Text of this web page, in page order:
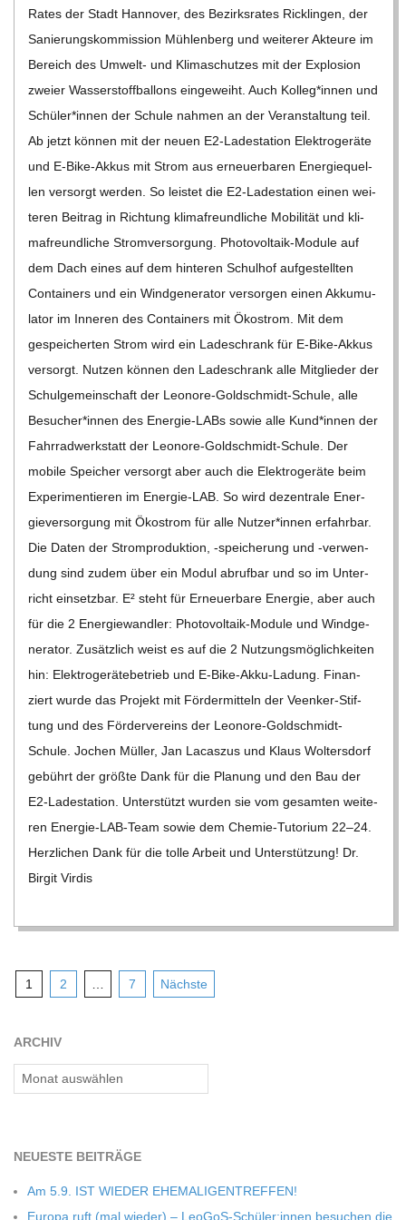
Rates der Stadt Han­no­ver, des Bezirks­ra­tes Rick­lin­gen, der
Sanie­rungs­kom­mis­sion Müh­len­berg und wei­te­rer Akteure im
Bereich des Umwelt- und Kli­ma­schut­zes mit der Explo­sion
zweier Was­ser­stoff­bal­lons ein­ge­weiht. Auch Kolleg*innen und
Schüler*innen der Schule nah­men an der Ver­an­stal­tung teil.
Ab jetzt kön­nen mit der neuen E2-Lade­sta­­tion Elek­tro­ge­räte
und E‑Bike-Akkus mit Strom aus erneu­er­ba­ren Ener­gie­quel­
len ver­sorgt wer­den. So leis­tet die E2-Lade­sta­­tion einen wei­
te­ren Bei­trag in Rich­tung kli­ma­freund­li­che Mobi­li­tät und kli­
ma­freund­li­che Strom­ver­sor­gung. Pho­­to­­vol­­taik-Module auf
dem Dach eines auf dem hin­te­ren Schul­hof auf­ge­stell­ten
Con­tai­ners und ein Wind­ge­ne­ra­tor ver­sor­gen einen Akku­mu­
la­tor im Inne­ren des Con­tai­ners mit Öko­strom. Mit dem
gespei­cher­ten Strom wird ein Lade­schrank für E‑Bike-Akkus
ver­sorgt. Nut­zen kön­nen den Lade­schrank alle Mit­glie­der der
Schul­ge­mein­schaft der Leo­­nore-Gol­d­­schmidt-Schule, alle
Besucher*innen des Ener­­gie-LABs sowie alle Kund*innen der
Fahr­rad­werk­statt der Leo­nore-Gold­schmidt-Schule. Der
mobile Spei­cher ver­sorgt aber auch die Elek­tro­ge­räte beim
Expe­ri­men­tie­ren im Ener­­gie-LAB. So wird dezen­trale Ener­
gie­ver­sor­gung mit Öko­strom für alle Nutzer*innen erfahr­bar.
Die Daten der Strom­pro­duk­tion, ‑spei­che­rung und ‑ver­wen­
dung sind zudem über ein Modul abruf­bar und so im Unter­
richt ein­setz­bar. E² steht für Erneu­er­bare Ener­gie, aber auch
für die 2 Ener­gie­wand­ler: Pho­­to­­vol­­taik-Module und Wind­ge­
ne­ra­tor. Zusätz­lich weist es auf die 2 Nut­zungs­mög­lich­kei­ten
hin: Elek­tro­ge­rä­te­be­trieb und E‑Bike-Akku-Ladung. Finan­
ziert wurde das Pro­jekt mit För­der­mit­teln der Veen­ker-Stif­­
tung und des För­der­ver­eins der Leo­­nore-Gol­d­­schmidt-
Schule. Jochen Mül­ler, Jan Lacas­zus und Klaus Wol­ters­dorf
gebührt der größte Dank für die Pla­nung und den Bau der
E2-Lade­sta­­tion. Unter­stützt wur­den sie vom gesam­ten wei­te­
ren Ener­­gie-LAB-Team sowie dem Che­­mie-Tuto­rium 22–24.
Herz­li­chen Dank für die tolle Arbeit und Unter­stüt­zung! Dr.
Bir­git Vir­dis
Seitennummerierung
1 2 7 Nächste
ARCHIV
Archiv
NEU­ESTE BEITRÄGE
Am 5.9. IST WIEDER EHEMALIGENTREFFEN!
Europa ruft (mal wie­der) – LeoGoS-Schüler:innen besu­chen die